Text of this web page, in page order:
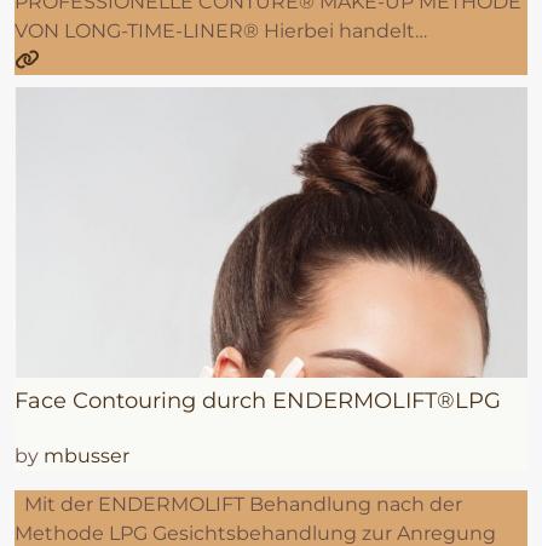
VON LONG-TIME-LINER® Hierbei handelt…
Face Contouring durch ENDERMOLIFT®LPG
by mbusser
Mit der ENDERMOLIFT Behandlung nach der
Methode LPG Gesichtsbehandlung zur Anregung